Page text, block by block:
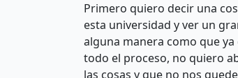
Primero quiero decir una
esta universidad y ver un
alguna manera como que
todo el proceso, no quiero
las cosas y que no nos